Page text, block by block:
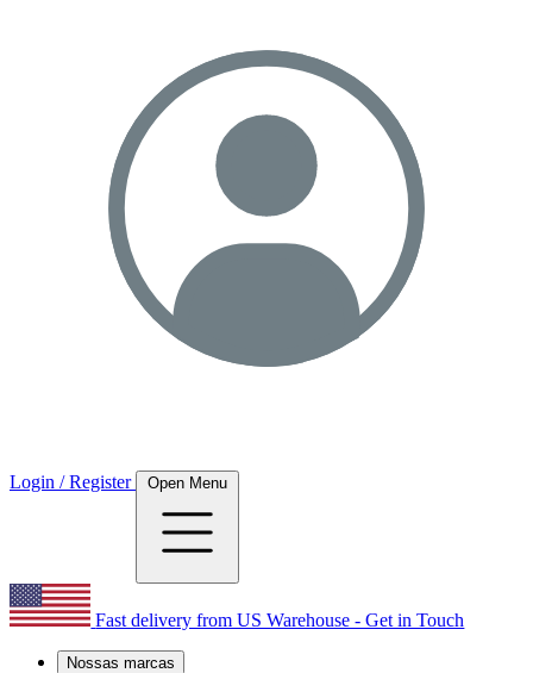
Login / Register Open Menu
Fast delivery from US Warehouse - Get in Touch
Nossas marcas